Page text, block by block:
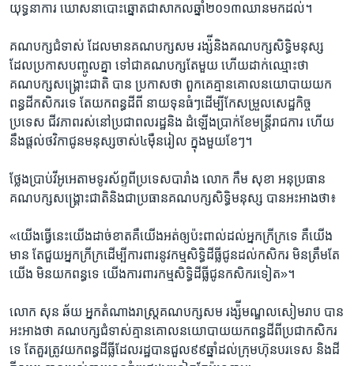
យុទ្ធនាការ​ ឃោសនា​បោះឆ្នោត​ជាសាកល​ឆ្នាំ២០១៣​ឈានមកដល់។​
គណបក្ស​ជំទាស់ ដែល​មាន​គណបក្ស​សម រង្ស៉ី​និង​គណបក្ស​សិទ្ធិមនុស្ស​
ដែល​ប្រកាស​បញ្ចូល​គ្នា​ ទៅជា​គណបក្ស​តែមួយ​ ហើយ​ដាក់​ឈ្មោះ​ថា ​
គណបក្ស​សង្គ្រោះជាតិ​ បាន​ ប្រកាស​ថា​ ពួកគេ​គ្មាន​គោល​នយោបាយ​យក​
ពន្ធដី​កសិករ​ទេ​ តែ​យក​ពន្ធដី​ពី ​នាយ​ទុន​ធំៗ​ដើម្បី​កែ​សម្រួល​សេដ្ឋកិច្ច​
ប្រទេស​ ជីវភាព​រស់នៅ​ប្រជាពល​រដ្ឋ​និង​ ដំឡើង​ប្រាក់​ខែ​មន្ត្រីរាជការ​ ហើយ
នឹង​ផ្តល់​ថវិកា​ជូន​មនុស្សចាស់​៤ម៉ឺន​រៀល​ ក្នុង​មួយ​ខែៗ។​
ថ្លែងប្រាប់​វីអូអេ​តាម​ទូរស័ព្ទ​ពីប្រទេស​បារាំង​ លោក​ កឹម សុខា​ អនុប្រធាន​
គណបក្ស​សង្គ្រោះជាតិ​និង​ជា​ប្រធាន​គណបក្ស​សិទ្ធិមនុស្ស​ បានអះអាង​ថា៖​
«យើង​ធ្វើនេះ​យើង​ដាច់​ខាត​គឺយើង​អត់ឲ្យ​ប៉ះពាល់​ដល់​អ្នកក្រី​ក្រទេ​ គឺយើង​
មាន​ តែ​ជួយ​អ្នកក្រីក្រ​ដើម្បី​ការពារ​នូវកម្ម​សិទ្ធិ​ដីធ្លី​ជូន​ដល់​កសិករ​ មិនត្រឹមតែ​
យើង ​មិន​យក​ពន្ធទេ​ យើង​ការពារ​កម្មសិទ្ធិ​ដីធ្លី​ជូន​កសិករ​ទៀត»។​
លោក​ សុន ឆ័យ​ អ្នក​តំណាងរាស្ត្រ​គណបក្ស​សម រង្ស៉ី​មណ្ឌលសៀមរាប​ បាន​
អះអាង​ថា ​គណបក្ស​ជំទាស់​គ្មាន​គោល​នយោបាយ​យកពន្ធដី​ពីប្រជា​កសិករ​
ទេ​ តែគួរ​ត្រូវ​យក​ពន្ធដីធ្លី​ដែល​រដ្ឋ​បានជួល​៩៩ឆ្នាំ​ដល់​ក្រុមហ៊ុន​បរទេស ​និង​ដី